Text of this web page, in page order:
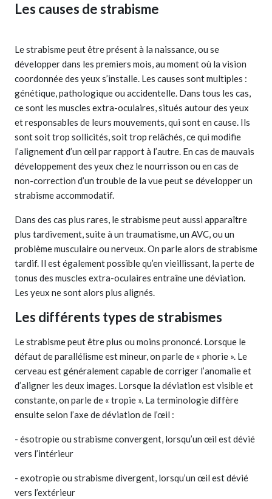
Les causes de strabisme
Le strabisme peut être présent à la naissance, ou se
développer dans les premiers mois, au moment où la vision
coordonnée des yeux s’installe. Les causes sont multiples :
génétique, pathologique ou accidentelle. Dans tous les cas,
ce sont les muscles extra-oculaires, situés autour des yeux
et responsables de leurs mouvements, qui sont en cause. Ils
sont soit trop sollicités, soit trop relâchés, ce qui modifie
l’alignement d’un œil par rapport à l’autre. En cas de mauvais
développement des yeux chez le nourrisson ou en cas de
non-correction d’un trouble de la vue peut se développer un
strabisme accommodatif.
Dans des cas plus rares, le strabisme peut aussi apparaître
plus tardivement, suite à un traumatisme, un AVC, ou un
problème musculaire ou nerveux. On parle alors de strabisme
tardif. Il est également possible qu’en vieillissant, la perte de
tonus des muscles extra-oculaires entraîne une déviation.
Les yeux ne sont alors plus alignés.
Les différents types de strabismes
Le strabisme peut être plus ou moins prononcé. Lorsque le
défaut de parallélisme est mineur, on parle de « phorie ». Le
cerveau est généralement capable de corriger l’anomalie et
d’aligner les deux images. Lorsque la déviation est visible et
constante, on parle de « tropie ». La terminologie diffère
ensuite selon l’axe de déviation de l’œil :
- ésotropie ou strabisme convergent, lorsqu’un œil est dévié
vers l’intérieur
- exotropie ou strabisme divergent, lorsqu’un œil est dévié
vers l’extérieur